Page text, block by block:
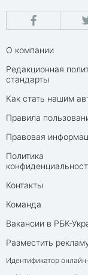
О компании
Редакционная
стандарты
Как стать нашим
Правила
Правовая
Политика
Контакты
Команда
Вакансии в РБК-
Разместить
Идентификатор